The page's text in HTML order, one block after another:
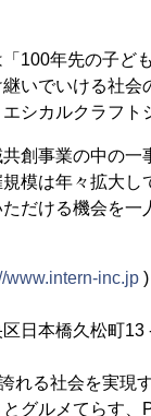
100年先の子ど
いでいける社会
シカルクラフト
共創事業の中の
模は年々拡大し
だける機会を一
www.intern-inc.jp )
日本橋久松町13
れる社会を実現
グルメてらす